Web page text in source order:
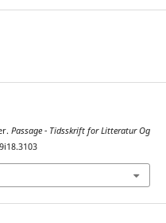
Passage - Tidsskrift for Litteratur Og